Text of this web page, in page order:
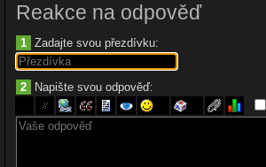
Reakce na odpověď
1 Zadajte svou přezdívku:
2 Napište svou odpověď: